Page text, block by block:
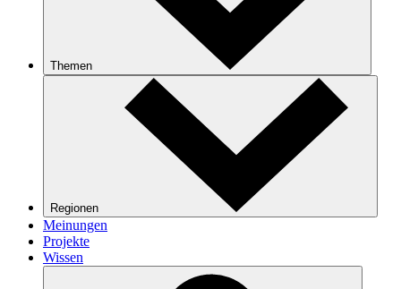
Themen
Regionen
Meinungen
Projekte
Wissen